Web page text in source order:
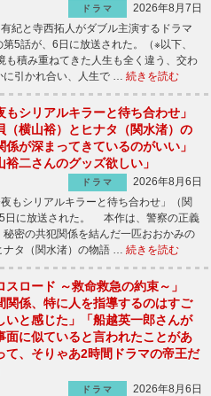
ドラマ
2026年8月7日
紀と寺西拓人がダブル主演するドラマ
5話が、6日に放送された。（※以下、
積み重ねてきた人生も全く違う、交わ
引かれ合い、人生で … 続きを読む
もシリアルキラーと待ち合わせ」
（横山裕）とヒナタ（関水渚）の
係が深まってきているのがいい」
裕二さんのグッズ欲しい」
ドラマ
2026年8月6日
もシリアルキラーと待ち合わせ」（関
日に放送された。 本作は、警察の正義
密の共犯関係を結んだ一匹おおかみの
タ（関水渚）の物語 … 続きを読む
スロード ～救命救急の約束～」
関係、特に人を指導するのはすご
いと感じた」「船越英一郎さんが
面に似ていると言われたことがあ
て、そりゃあ2時間ドラマの帝王だ
ドラマ
2026年8月6日